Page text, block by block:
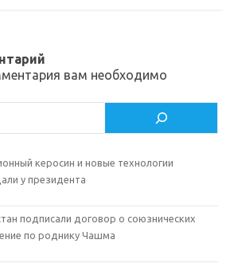
ь
вам необходимо
керосин и новые технологии
у президента
подписали договор о союзнических
по роднику Чашма